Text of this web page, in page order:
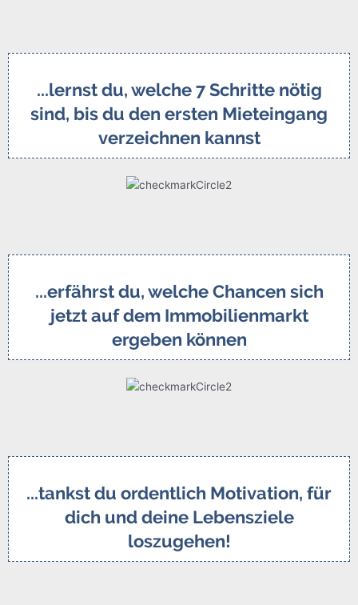
...lernst du, welche 7 Schritte nötig
sind, bis du den ersten Mieteingang
verzeichnen kannst
...erfährst du, welche Chancen sich
jetzt auf dem Immobilienmarkt
ergeben können
...tankst du ordentlich Motivation, für
dich und deine Lebensziele
loszugehen!